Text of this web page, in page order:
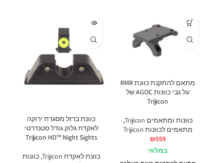
מתאם להתקנת כוונת RMR
על גבי כוונות AGOC של
Trijicon
כוונות ומתאמים Trijicon
,
מתאמים לכוונות Trijicon
₪559
במלאי
כוונת ברזל מסגרת ירוקה
לאקדח גלוק גודל סטנדרטי
Trijicon HD™ Night Sights
כוונת לאקדח Trijicon ,כוונות